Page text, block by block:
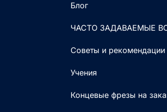
Блог
ЧАСТО ЗАДАВАЕМЫЕ
Советы и рекомендации
Учения
Концевые фрезы на